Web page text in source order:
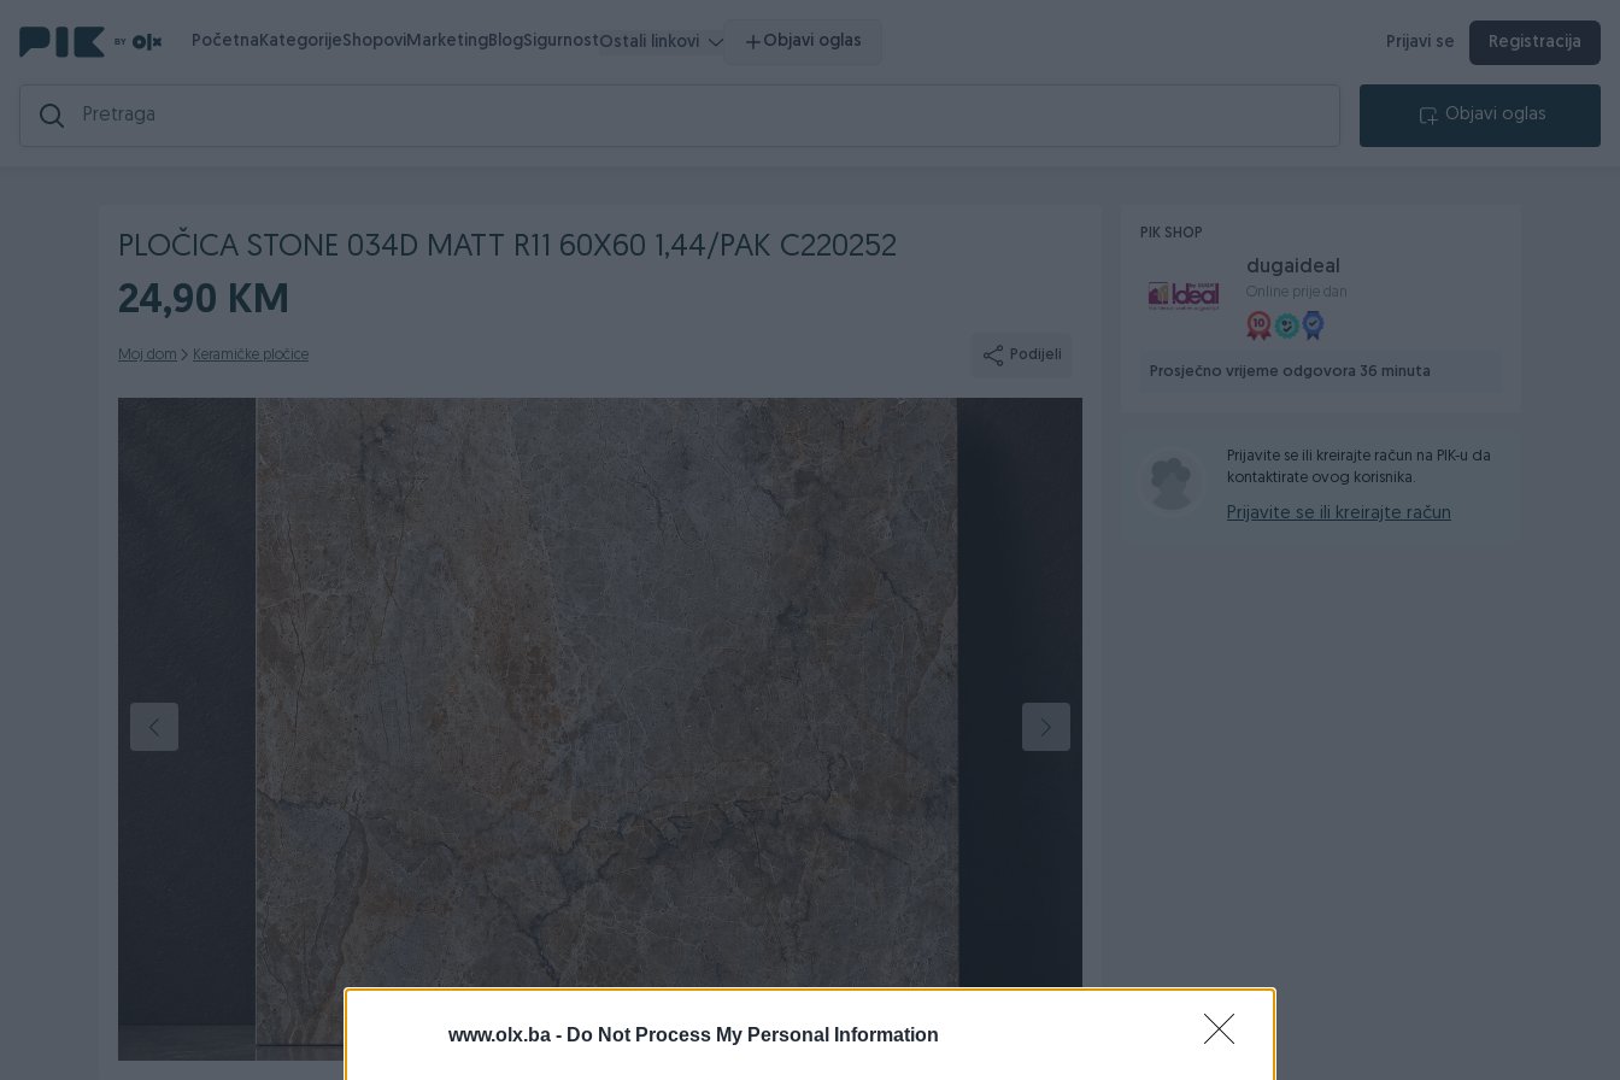
www.olx.ba - Do Not Process My Personal Information
PočetnaKategorijeShopoviMarketingBlogSigurnostOstali linkovi Objavi oglas Prijavi se Registracija
Objavi oglas
PLOČICA STONE 034D MATT R11 60X60 1,44/PAK C220252
24,90 KM
Moj dom Keramičke pločice Podijeli
PIK SHOP
dugaideal
Online prije dan
Prosječno vrijeme odgovora 36 minuta
Prijavite se ili kreirajte račun na PIK-u da
kontaktirate ovog korisnika.
Prijavite se ili kreirajte račun